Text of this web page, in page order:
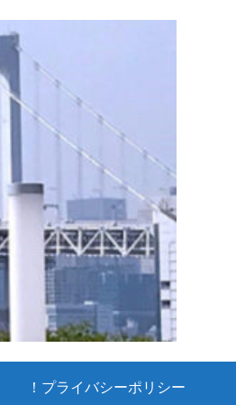
！プライバシーポリシー